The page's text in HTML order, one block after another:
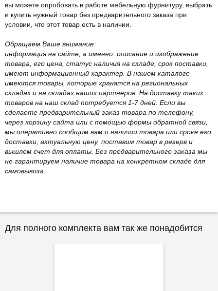
вы можете опробовать в работе мебельную фурнитуру, выбрать
и купить нужный товар без предварительного заказа при
условии, что этот товар есть в наличии.
Обращаем Ваше внимание:
информация на сайте, а именно: описание и изображение
товара, его цена, статус наличия на складе, срок поставки,
имеют информационный характер. В нашем каталоге
имеются товары, которые хранятся на региональных
складах и на складах наших партнеров. На доставку таких
товаров на наш склад потребуется 1-7 дней. Если вы
сделаете предварительный заказ товара по телефону,
через корзину сайта или с помощью формы обратной связи,
мы оперативно сообщим вам о наличии товара или сроке его
доставки, актуальную цену, поставим товар в резерв и
вышлем счет для оплаты. Без предварительного заказа мы
не гарантируем наличие товара на конкретном складе для
самовывоза.
Для полного комплекта вам так же понадобится